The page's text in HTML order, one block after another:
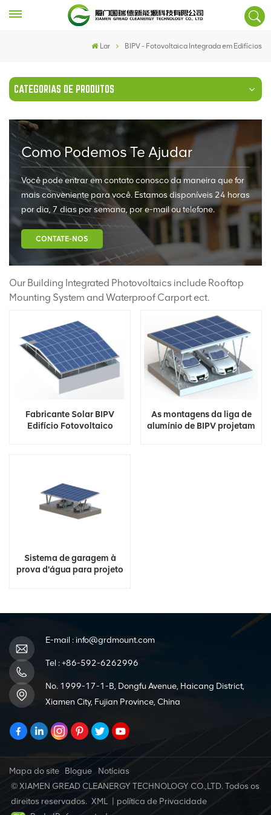
Lar BIPV - Fotovoltaica Integrada em Edifícios
CATEGORIAS DE PRODUTOS
Como Podemos Te Ajudar
Você pode entrar em contato conosco da maneira que for
mais conveniente para você. Estamos disponíveis 24 horas
por dia, 7 dias por semana, por e-mail ou telefone.
CONTATE-NOS
Our Building Integrated Photovoltaics include Rooftop
Mounting System and Waterproof Carport ect.
Fabricante Solar BIPV
Edifício Fotovoltaico
As montagens da liga de
alumínio de BIPV projetam
Sistema de garagem à
prova d'água para projeto
E-mail : info@grdmount.com
Tel :+86-592-6262996
No. 1999-17-1-B, Dongfu Avenue, Haicang District,
Xiamen City, Fujian Province, China
Mapa do site Blogue
Notícias
© XIAMEN GREAD CLEANERGY TECHNOLOGY CO.,LTD. Todos os
direitos reservados. XML
política de Privacidade